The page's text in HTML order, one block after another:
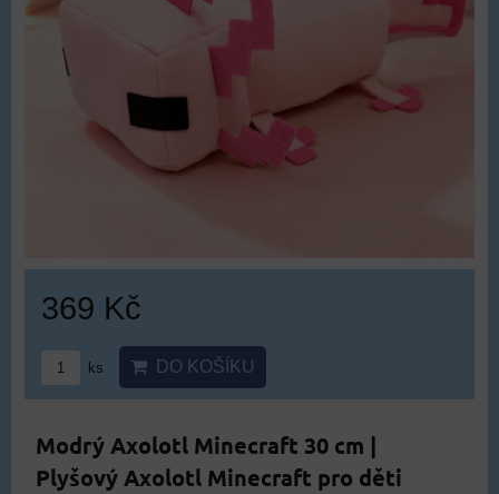
369 Kč
ks DO KOŠÍKU
Modrý Axolotl Minecraft 30 cm |
Plyšový Axolotl Minecraft pro děti